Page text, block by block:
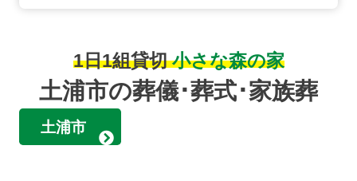
1日1組貸切小さな森の家
土浦市の葬儀･葬式･家族葬
土浦市